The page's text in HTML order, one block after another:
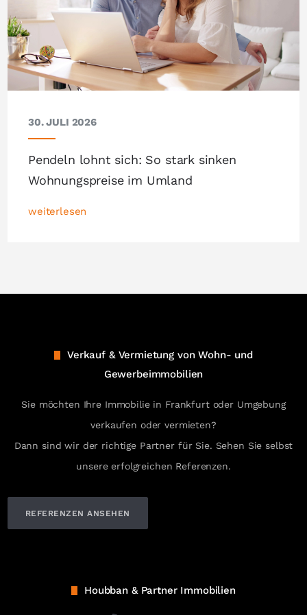
30. JULI 2026
Pendeln lohnt sich: So stark sinken
Wohnungspreise im Umland
weiterlesen
Verkauf & Vermietung von Wohn- und
Gewerbeimmobilien
Sie möchten Ihre Immobilie in Frankfurt oder Umgebung
verkaufen oder vermieten?
Dann sind wir der richtige Partner für Sie. Sehen Sie selbst
unsere erfolgreichen Referenzen.
REFERENZEN ANSEHEN
Houbban & Partner Immobilien